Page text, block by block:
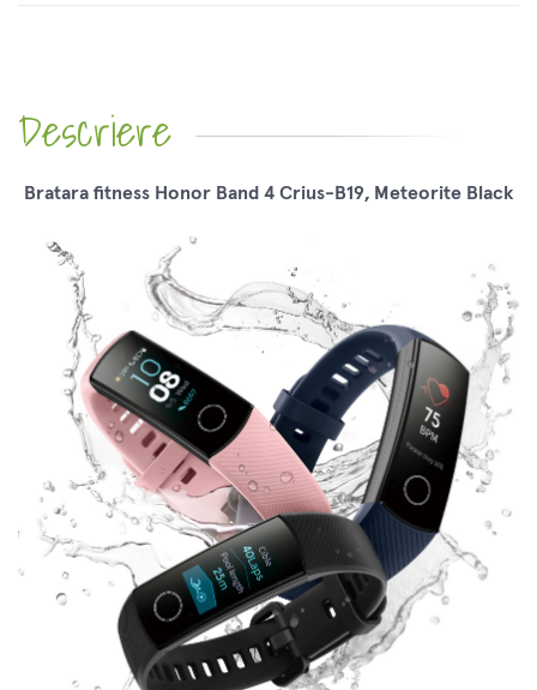
Descriere
Bratara fitness Honor Band 4 Crius-B19, Meteorite Black